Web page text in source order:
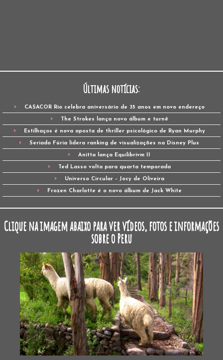
Últimas notícias:
CASACOR Rio celebra aniversário de 35 anos em novo endereço
The Strokes lança novo álbum e turnê
Estilhaços é nova aposta de thriller psicológico de Ryan Murphy
Seriado Fúria lidera ranking de visualizações na Disney Plus
Anitta lança Equilibrivm II
Ted Lasso volta para quarta temporada
Universo Circular – Jocy de Oliveira
Frozen Charlotte é o novo álbum de Jack White
Clique na imagem abaixo para ver vídeos, fotos e informações
sobre o Peru